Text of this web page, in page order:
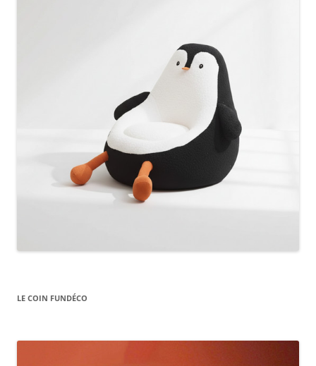
LE COIN FUNDÉCO